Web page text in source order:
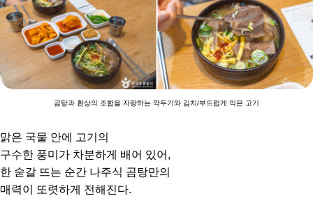
곰탕과 환상의 조합을 자랑하는 깍두기와 김치/부드럽게 익은 고기
맑은 국물 안에 고기의
구수한 풍미가 차분하게 배어 있어,
한 숟갈 뜨는 순간 나주식 곰탕만의
매력이 또렷하게 전해진다.